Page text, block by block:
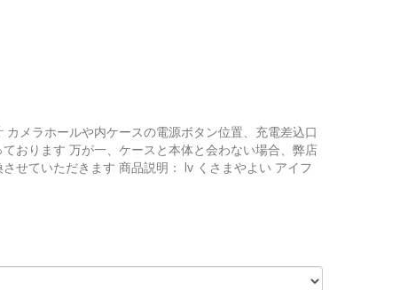
メラホールや内ケースの電源ボタン位置、充電差込口
おります 万が一、ケースと本体と会わない場合、弊店
せていただきます 商品説明： lv くさまやよい アイフ